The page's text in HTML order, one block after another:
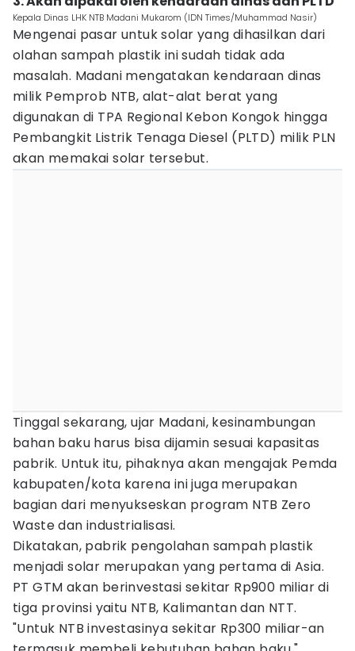
Kepala Dinas LHK NTB Madani Mukarom (IDN Times/Muhammad Nasir)
Mengenai pasar untuk solar yang dihasilkan dari
olahan sampah plastik ini sudah tidak ada
masalah. Madani mengatakan kendaraan dinas
milik Pemprob NTB, alat-alat berat yang
digunakan di TPA Regional Kebon Kongok hingga
Pembangkit Listrik Tenaga Diesel (PLTD) milik PLN
akan memakai solar tersebut.
Tinggal sekarang, ujar Madani, kesinambungan
bahan baku harus bisa dijamin sesuai kapasitas
pabrik. Untuk itu, pihaknya akan mengajak Pemda
kabupaten/kota karena ini juga merupakan
bagian dari menyukseskan program NTB Zero
Waste dan industrialisasi.
Dikatakan, pabrik pengolahan sampah plastik
menjadi solar merupakan yang pertama di Asia.
PT GTM akan berinvestasi sekitar Rp900 miliar di
tiga provinsi yaitu NTB, Kalimantan dan NTT.
"Untuk NTB investasinya sekitar Rp300 miliar-an